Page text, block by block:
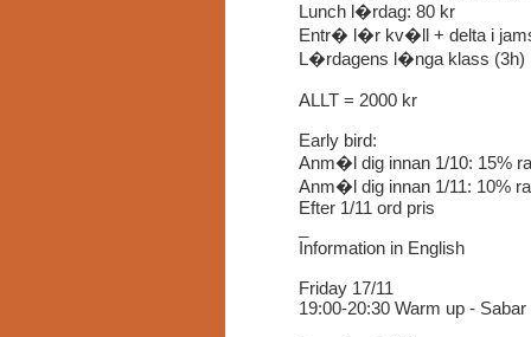
Lunch l�rdag: 80 kr
Entr� l�r kv�ll + delta i
L�rdagens l�nga klass (3h)
ALLT = 2000 kr
Early bird:
Anm�l dig innan 1/10: 15%
Anm�l dig innan 1/11: 10%
Efter 1/11 ord pris
Information in English
Friday 17/11
19:00-20:30 Warm up -